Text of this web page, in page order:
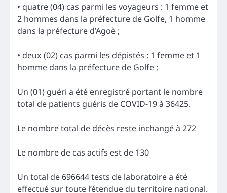
• quatre (04) cas parmi les voyageurs : 1 femme et
2 hommes dans la préfecture de Golfe, 1 homme
dans la préfecture d’Agoè ;
• deux (02) cas parmi les dépistés : 1 femme et 1
homme dans la préfecture de Golfe ;
Un (01) guéri a été enregistré portant le nombre
total de patients guéris de COVID-19 à 36425.
Le nombre total de décès reste inchangé à 272
Le nombre de cas actifs est de 130
Un total de 696644 tests de laboratoire a été
effectué sur toute l’étendue du territoire national.